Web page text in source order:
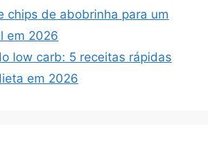
chips de abobrinha para um
em 2026
low carb: 5 receitas rápidas
em 2026